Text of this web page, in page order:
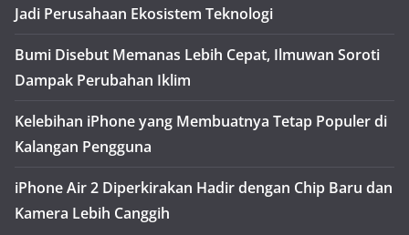
Jadi Perusahaan Ekosistem Teknologi
Bumi Disebut Memanas Lebih Cepat, Ilmuwan Soroti
Dampak Perubahan Iklim
Kelebihan iPhone yang Membuatnya Tetap Populer di
Kalangan Pengguna
iPhone Air 2 Diperkirakan Hadir dengan Chip Baru dan
Kamera Lebih Canggih